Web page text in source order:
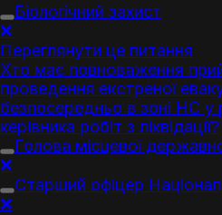
Біологічний захист
❌
Переглянути це питання
Хто має повноваження
проведення екстреної
безпосередньо в зоні НС у
керівника робіт з ліквідації?
Голова місцевої
❌
Старший офіцер
❌